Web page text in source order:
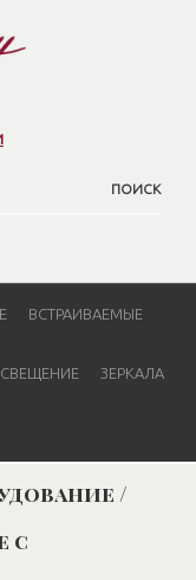
ПОИСК
ВСТРАИВАЕМЫЕ
ЗЕРКАЛА
/
с